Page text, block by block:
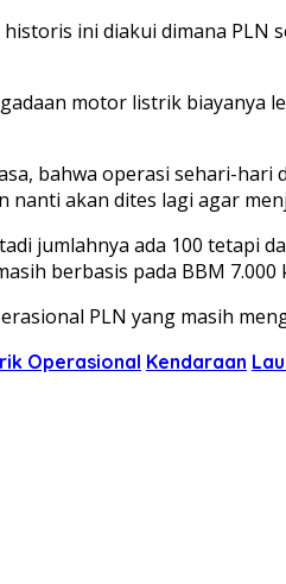
ini diakui dimana
motor listrik biayanya
bahwa operasi sehari-
nanti akan dites lagi agar
jumlahnya ada 100 tetapi
berbasis pada BBM
PLN yang masih
Operasional Kendaraan